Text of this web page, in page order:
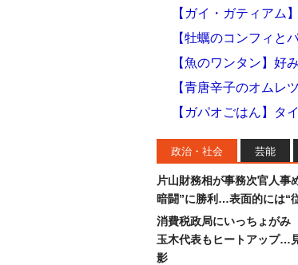
【ガイ・ガティアム
【牡蠣のコンフィと
【魚のワンタン】好
【青唐辛子のオムレ
【ガパオごはん】タ
政治・社会 芸能
片山財務相が事務次官人事
暗闘”に勝利…表面的には“
消費税政局にいっちょがみ
玉木代表もヒートアップ…
影